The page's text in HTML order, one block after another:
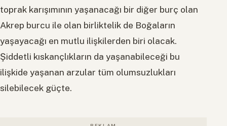
toprak karışımının yaşanacağı bir diğer burç olan
Akrep burcu ile olan birliktelik de Boğaların
yaşayacağı en mutlu ilişkilerden biri olacak.
Şiddetli kıskançlıkların da yaşanabileceği bu
ilişkide yaşanan arzular tüm olumsuzlukları
silebilecek güçte.